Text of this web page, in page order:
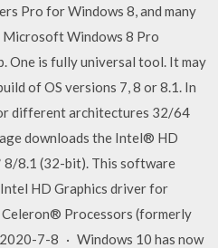
Pro for Windows 8, and many
Windows 8 Pro
One is fully universal tool. It may
of OS versions 7, 8 or 8.1. In
different architectures 32/64
downloads the Intel® HD
8.1 (32-bit). This software
HD Graphics driver for
Processors (formerly
7-8 · Windows 10 has now